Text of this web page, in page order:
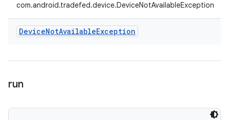
com.android.tradefed.device.DeviceNotAvailableException
DeviceNotAvailableException
run